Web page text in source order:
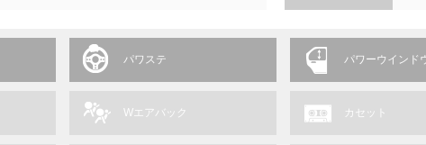
パワステ パワーウインド
Wエアバック カセット